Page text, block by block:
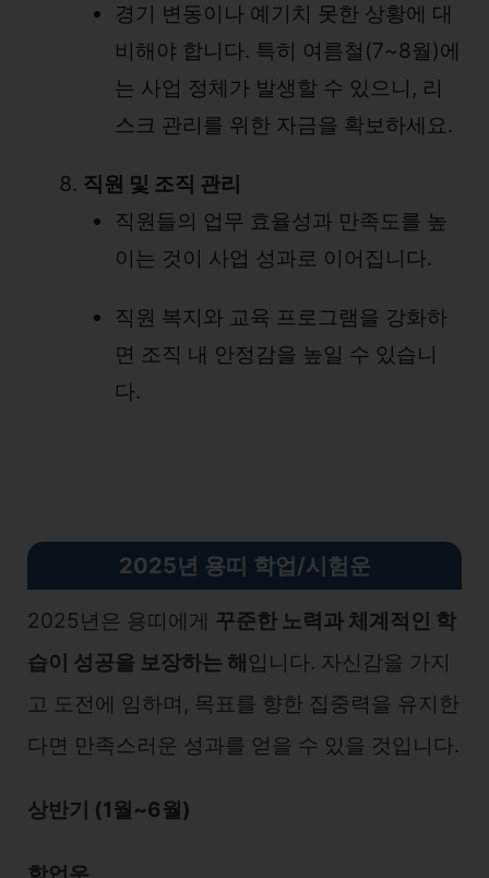
경기 변동이나 예기치 못한 상황에 대
비해야 합니다. 특히 여름철(7~8월)에
는 사업 정체가 발생할 수 있으니, 리
스크 관리를 위한 자금을 확보하세요.
직원 및 조직 관리
직원들의 업무 효율성과 만족도를 높
이는 것이 사업 성과로 이어집니다.
직원 복지와 교육 프로그램을 강화하
면 조직 내 안정감을 높일 수 있습니
다.
2025년 용띠 학업/시험운
2025년은 용띠에게 꾸준한 노력과 체계적인 학
습이 성공을 보장하는 해입니다. 자신감을 가지
고 도전에 임하며, 목표를 향한 집중력을 유지한
다면 만족스러운 성과를 얻을 수 있을 것입니다.
상반기 (1월~6월)